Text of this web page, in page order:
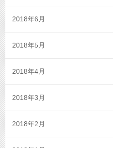
2018年6月
2018年5月
2018年4月
2018年3月
2018年2月